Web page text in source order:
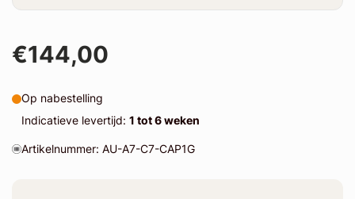
€144,00
Op nabestelling
Indicatieve levertijd: 1 tot 6 weken
Artikelnummer: AU-A7-C7-CAP1G